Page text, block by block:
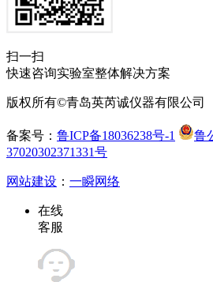
扫一扫
快速咨询实验室整体解决方案
版权所有©青岛英芮诚仪器有限公司
备案号： 鲁ICP备18036238号-1
鲁
37020302371331号
网站建设 ： 一瞬网络
在线
客服